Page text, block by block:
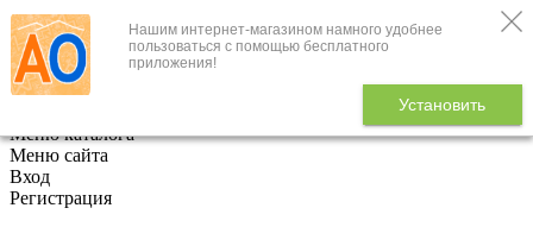
Нашим интернет-магазином намного удобнее
пользоваться с помощью бесплатного
приложения!
Установить
+7 (495) 646-888-1
В корзине
Меню каталога
Меню сайта
Вход
Регистрация